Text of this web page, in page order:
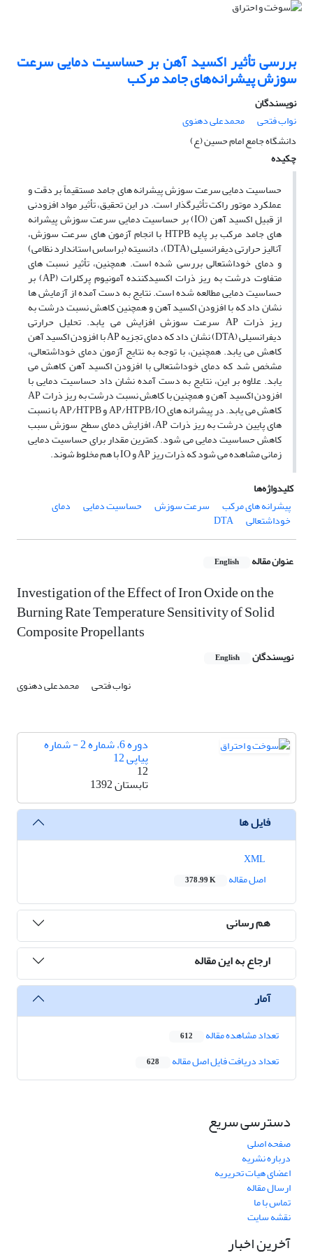
بررسی تأثیر اکسید آهن بر حساسیت دمایی سرعت
سوزش پیشرانه‌های جامد مرکب
نویسندگان
نواب فتحی
محمدعلی دهنوی
دانشگاه جامع امام حسین (ع)
چکیده
حساسیت دمایی سرعت سوزش پیشرانه های جامد مستقیماً بر دقت و
عملکرد موتور راکت تأثیرگذار است. در این تحقیق، تأثیر مواد افزودنی
از قبیل اکسید آهن (IO) بر حساسیت دمایی سرعت سوزش پیشرانه
های جامد مرکب بر پایه HTPB با انجام آزمون های سرعت سوزش،
آنالیز حرارتی دیفرانسیلی (DTA)، دانسیته (براساس استاندارد نظامی)
و دمای خوداشتعالی بررسی شده است. همچنین، تأثیر نسبت های
متفاوت درشت به ریز ذرات اکسیدکننده آمونیوم پرکلرات (AP) بر
حساسیت دمایی مطالعه شده است. نتایج به دست آمده از آزمایش ها
نشان داد که با افزودن اکسید آهن و همچنین کاهش نسبت درشت به
ریز ذرات AP سرعت سوزش افزایش می یابد. تحلیل حرارتی
دیفرانسیلی (DTA) نشان داد که دمای تجزیه AP با افزودن اکسید آهن
کاهش می یابد. همچنین، با توجه به نتایج آزمون دمای خوداشتعالی،
مشخص شد که دمای خوداشتعالی با افزودن اکسید آهن کاهش می
یابد. علاوه بر این، نتایج به دست آمده نشان داد حساسیت دمایی با
افزودن اکسید آهن و همچنین با کاهش نسبت درشت به ریز ذرات AP
کاهش می یابد. در پیشرانه های AP/HTPB/IO و AP/HTPB با نسبت
های پایین درشت به ریز ذرات AP، افزایش دمای سطح سوزش سبب
کاهش حساسیت دمایی می شود. کمترین مقدار برای حساسیت دمایی
زمانی مشاهده می شود که ذرات ریز AP و IO با هم مخلوط شوند.
کلیدواژه‌ها
پیشرانه های مرکب
سرعت سوزش حساسیت دمایی دمای
خوداشتعالی DTA
عنوان مقاله English
Investigation of the Effect of Iron Oxide on the
Burning Rate Temperature Sensitivity of Solid
Composite Propellants
نویسندگان English
نواب فتحی محمدعلی دهنوی
دوره 6، شماره 2 - شماره
پیاپی 12
12
تابستان 1392
فایل ها
اصل مقاله
378.99 K
هم رسانی
ارجاع به این مقاله
آمار
تعداد مشاهده مقاله 612
تعداد دریافت فایل اصل مقاله 628
دسترسی سریع
صفحه اصلی
درباره نشریه
اعضای هیات تحریریه
ارسال مقاله
تماس با ما
نقشه سایت
آخرین اخبار